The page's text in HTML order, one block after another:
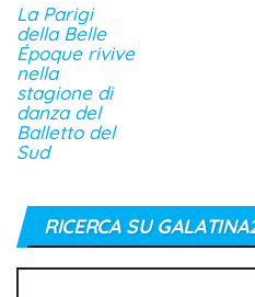
La Parigi
della Belle
Époque rivive
nella
stagione di
danza del
Balletto del
Sud
RICERCA SU